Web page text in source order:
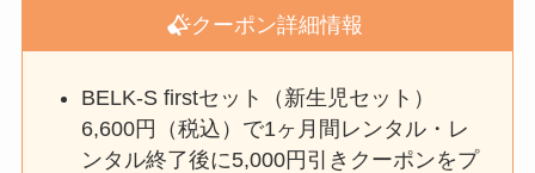
クーポン詳細情報
BELK-S firstセット（新生児セット）
6,600円（税込）で1ヶ月間レンタル・レ
ンタル終了後に5,000円引きクーポンをプ